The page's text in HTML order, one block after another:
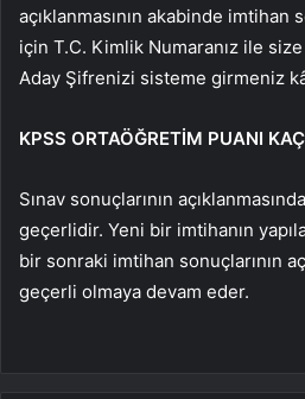
açıklanmasının akabinde
için T.C. Kimlik Numaranız ile
Aday Şifrenizi sisteme girmeniz
KPSS ORTAÖĞRETİM PUANI
Sınav sonuçlarının
geçerlidir. Yeni bir imtihanın
bir sonraki imtihan sonuçlarının
geçerli olmaya devam eder.